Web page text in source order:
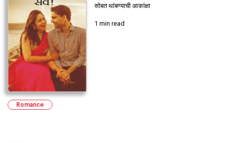
सोबत थांबण्याची आकांक्षा
1 min read
Romance